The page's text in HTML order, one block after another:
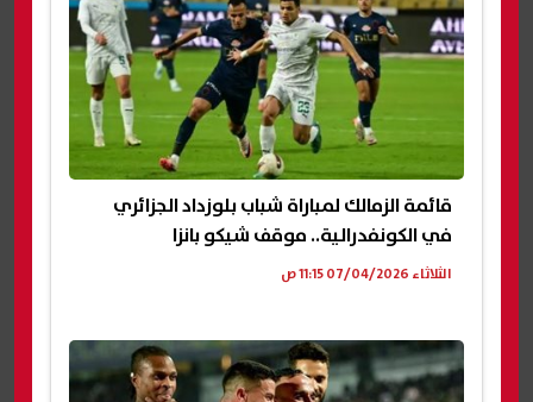
قائمة الزمالك لمباراة شباب بلوزداد الجزائري
في الكونفدرالية.. موقف شيكو بانزا
الثلاثاء 07/04/2026 11:15 ص